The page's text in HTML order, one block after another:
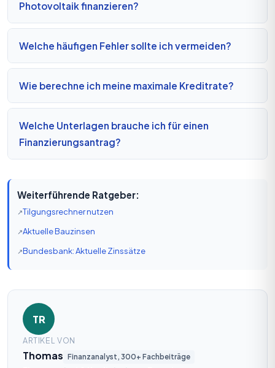
Photovoltaik finanzieren?
Welche häufigen Fehler sollte ich vermeiden?
Wie berechne ich meine maximale Kreditrate?
Welche Unterlagen brauche ich für einen
Finanzierungsantrag?
Weiterführende Ratgeber:
Tilgungsrechner nutzen
Aktuelle Bauzinsen
Bundesbank: Aktuelle Zinssätze
TR
ARTIKEL VON
Thomas Finanzanalyst, 300+ Fachbeiträge